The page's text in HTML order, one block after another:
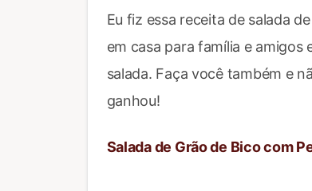
Eu fiz essa receita de salada
em casa para família e
salada. Faça você também e
ganhou!
Salada de Grão de Bico com